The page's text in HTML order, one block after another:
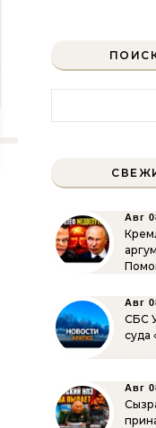
Авг
Авг
СБС
суда
Авг